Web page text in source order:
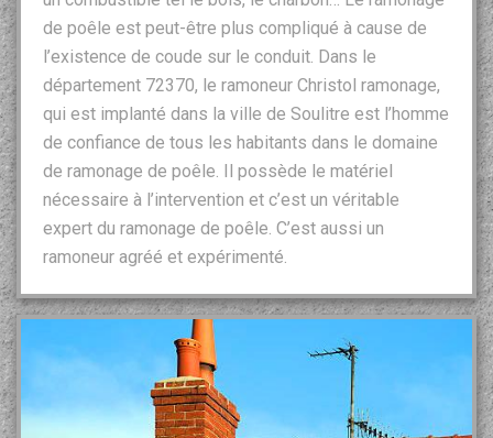
de poêle est peut-être plus compliqué à cause de
l’existence de coude sur le conduit. Dans le
département 72370, le ramoneur Christol ramonage,
qui est implanté dans la ville de Soulitre est l’homme
de confiance de tous les habitants dans le domaine
de ramonage de poêle. Il possède le matériel
nécessaire à l’intervention et c’est un véritable
expert du ramonage de poêle. C’est aussi un
ramoneur agréé et expérimenté.